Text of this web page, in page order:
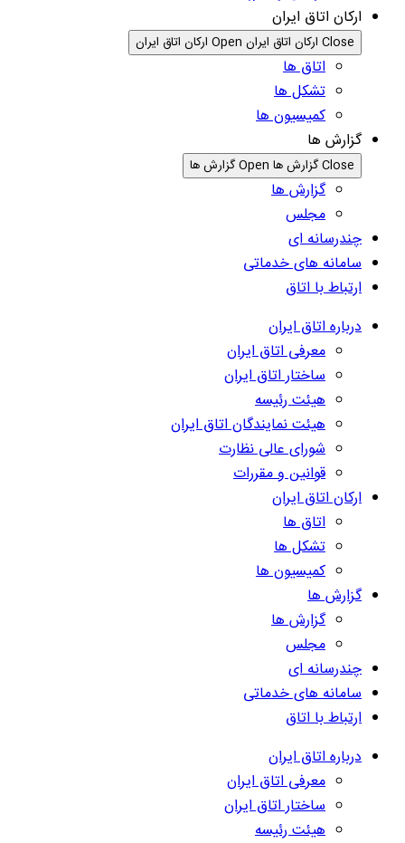
ارکان اتاق ایران
Close ارکان اتاق ایران Open ارکان اتاق ایران
اتاق ها
تشکل ها
کمیسیون ها
گزارش ها
Close گزارش ها Open گزارش ها
گزارش ها
مجلس
چندرسانه ای
سامانه های خدماتی
ارتباط با اتاق
درباره اتاق ایران
معرفی اتاق ایران
ساختار اتاق ایران
هیئت رئیسه
هیئت نمایندگان اتاق ایران
شورای عالی نظارت
قوانین و مقررات
ارکان اتاق ایران
اتاق ها
تشکل ها
کمیسیون ها
گزارش ها
گزارش ها
مجلس
چندرسانه ای
سامانه های خدماتی
ارتباط با اتاق
درباره اتاق ایران
معرفی اتاق ایران
ساختار اتاق ایران
هیئت رئیسه